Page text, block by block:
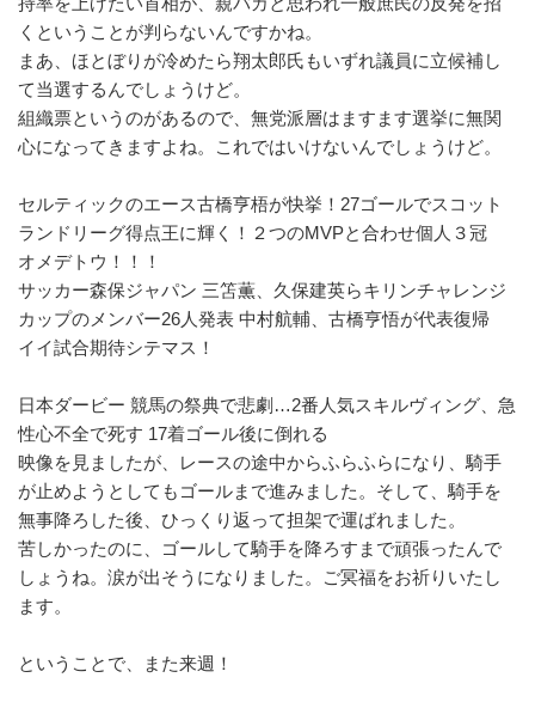
くということが判らないんですかね。
まあ、ほとぼりが冷めたら翔太郎氏もいずれ議員に立候補し
て当選するんでしょうけど。
組織票というのがあるので、無党派層はますます選挙に無関
心になってきますよね。これではいけないんでしょうけど。
セルティックのエース古橋亨梧が快挙！27ゴールでスコット
ランドリーグ得点王に輝く！２つのMVPと合わせ個人３冠
オメデトウ！！！
サッカー森保ジャパン 三笘薫、久保建英らキリンチャレンジ
カップのメンバー26人発表 中村航輔、古橋亨悟が代表復帰
イイ試合期待シテマス！
日本ダービー 競馬の祭典で悲劇…2番人気スキルヴィング、急
性心不全で死す 17着ゴール後に倒れる
映像を見ましたが、レースの途中からふらふらになり、騎手
が止めようとしてもゴールまで進みました。そして、騎手を
無事降ろした後、ひっくり返って担架で運ばれました。
苦しかったのに、ゴールして騎手を降ろすまで頑張ったんで
しょうね。涙が出そうになりました。ご冥福をお祈りいたし
ます。
ということで、また来週！